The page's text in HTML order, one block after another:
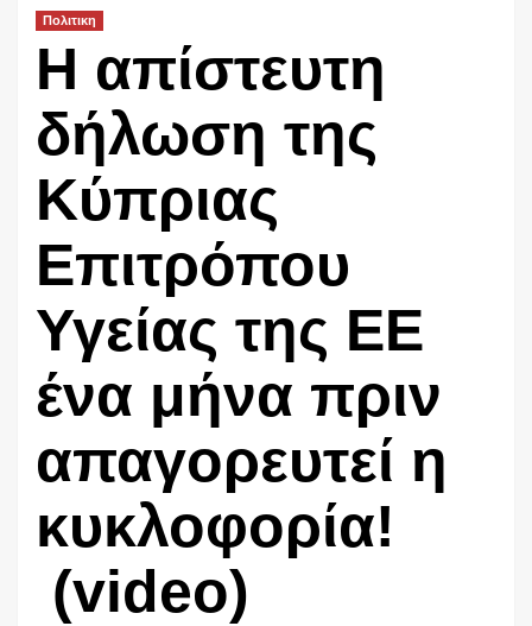
Πολιτικη
Η απίστευτη
δήλωση της
Κύπριας
Επιτρόπου
Υγείας της ΕΕ
ένα μήνα πριν
απαγορευτεί η
κυκλοφορία!
(video)